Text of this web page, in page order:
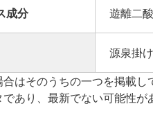
成分 遊離二
源泉掛
はそのうちの一つを掲載し
あり、最新でない可能性が